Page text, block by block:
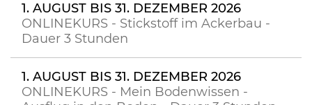
1. AUGUST BIS 31. DEZEMBER 2026
ONLINEKURS - Stickstoff im Ackerbau -
Dauer 3 Stunden
1. AUGUST BIS 31. DEZEMBER 2026
ONLINEKURS - Mein Bodenwissen -